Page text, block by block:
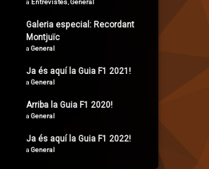
a Entrevistes General
Galeria especial: Recordant
Montjuïc
a General
Ja és aquí la Guia F1 2021!
a General
Arriba la Guia F1 2020!
a General
Ja és aquí la Guia F1 2022!
a General